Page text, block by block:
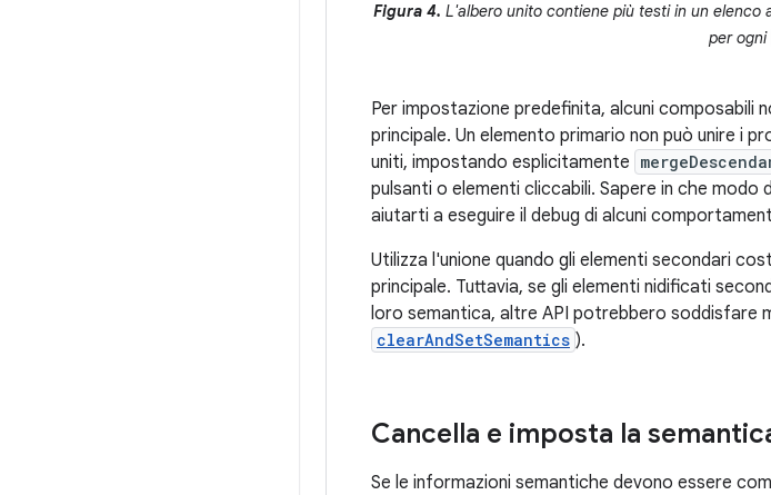
Figura 4. L'albero unito contiene più testi in un elenco
per ogni
Per impostazione predefinita, alcuni composabili
principale. Un elemento primario non può unire i
uniti, impostando esplicitamente
pulsanti o elementi cliccabili. Sapere in che
aiutarti a eseguire il debug di alcuni
Utilizza l'unione quando gli elementi secondari
principale. Tuttavia, se gli elementi nidificati
loro semantica, altre API potrebbero soddisfare
clearAndSetSemantics ).
Cancella e imposta la
Se le informazioni semantiche devono essere